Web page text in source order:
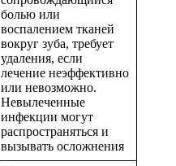
болью или
воспалением тканей
вокруг зуба, требует
удаления, если
лечение неэффективно
или невозможно.
Невылеченные
инфекции могут
распространяться и
вызывать осложнения